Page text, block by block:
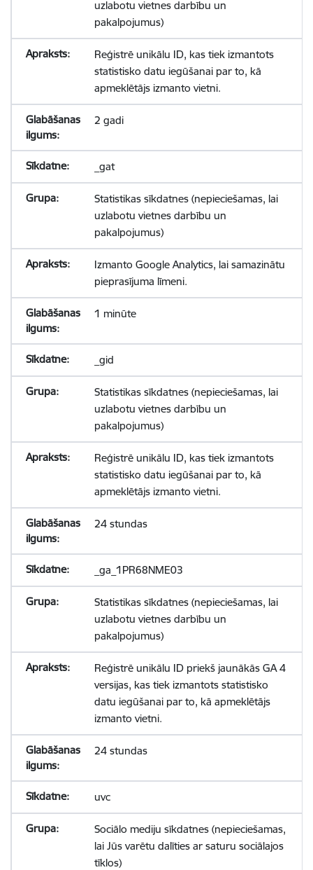
uzlabotu vietnes darbību un
pakalpojumus)
Reģistrē unikālu ID, kas tiek izmantots
statistisko datu iegūšanai par to, kā
apmeklētājs izmanto vietni.
2 gadi
_gat
Statistikas sīkdatnes (nepieciešamas, lai
uzlabotu vietnes darbību un
pakalpojumus)
Izmanto Google Analytics, lai samazinātu
pieprasījuma līmeni.
1 minūte
_gid
Statistikas sīkdatnes (nepieciešamas, lai
uzlabotu vietnes darbību un
pakalpojumus)
Reģistrē unikālu ID, kas tiek izmantots
statistisko datu iegūšanai par to, kā
apmeklētājs izmanto vietni.
24 stundas
_ga_1PR68NME03
Statistikas sīkdatnes (nepieciešamas, lai
uzlabotu vietnes darbību un
pakalpojumus)
Reģistrē unikālu ID priekš jaunākās GA 4
versijas, kas tiek izmantots statistisko
datu iegūšanai par to, kā apmeklētājs
izmanto vietni.
24 stundas
uvc
Sociālo mediju sīkdatnes (nepieciešamas,
lai Jūs varētu dalīties ar saturu sociālajos
tīklos)